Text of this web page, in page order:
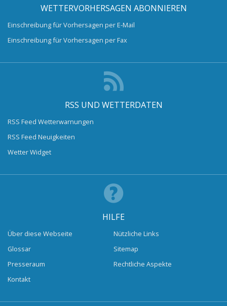
WETTERVORHERSAGEN ABONNIEREN
Einschreibung für Vorhersagen per E-Mail
Einschreibung für Vorhersagen per Fax
RSS UND WETTERDATEN
RSS Feed Wetterwarnungen
RSS Feed Neuigkeiten
Wetter Widget
HILFE
Über diese Webseite
Glossar
Presseraum
Kontakt
Nützliche Links
Sitemap
Rechtliche Aspekte